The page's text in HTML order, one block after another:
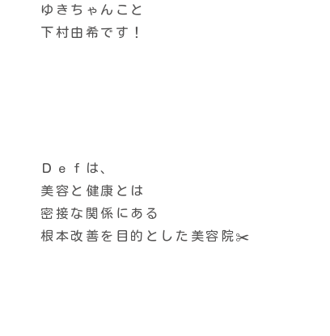
ゆきちゃんこと
下村由希です！
Ｄｅｆは、
美容と健康とは
密接な関係にある
根本改善を目的とした美容院✂️